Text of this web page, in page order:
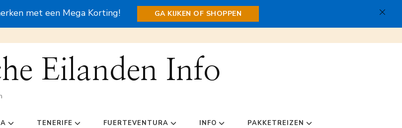
met een Mega Korting! GA KIJKEN OF SHOPPEN
Eilanden Info
TENERIFE FUERTEVENTURA INFO PAKKETREIZEN